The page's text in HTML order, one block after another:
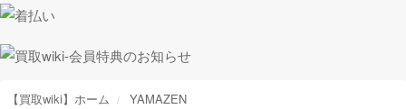
【買取wiki】ホーム YAMAZEN